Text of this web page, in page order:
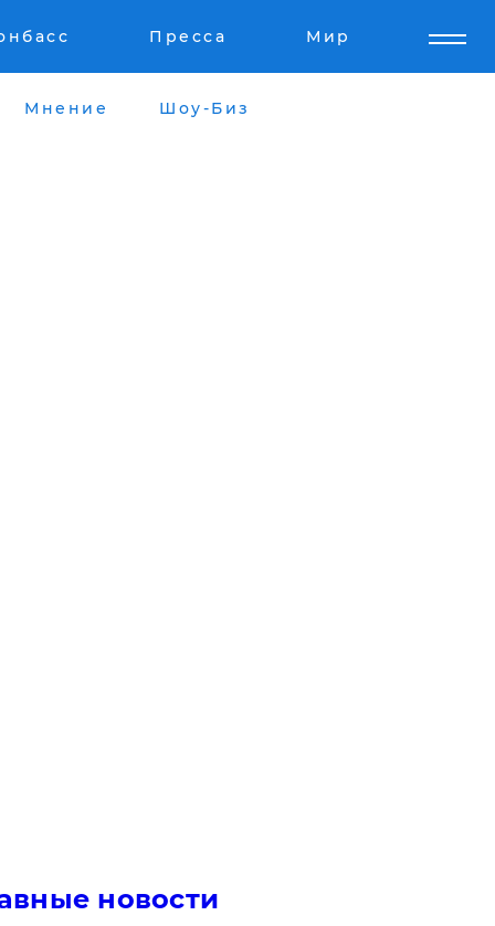
Пресса Мир
Мнение Шоу-Биз
новости